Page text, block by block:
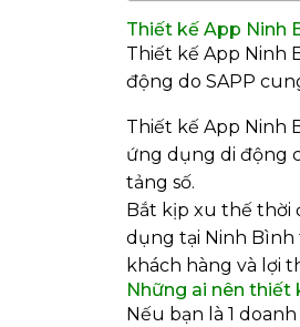
Thiết kế App Ninh
Thiết kế App Ninh
động do SAPP
Thiết kế App Ninh
ứng dụng di động
tảng số.
Bắt kịp xu thế thời
dụng tại Ninh Bình
khách hàng và lợi
Những ai nên thiết
Nếu bạn là 1